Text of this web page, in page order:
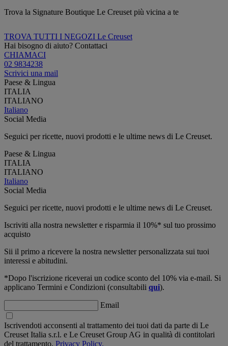
Trova la Signature Boutique Le Creuset più vicina a te
TROVA TUTTI I NEGOZI Le Creuset
Hai bisogno di aiuto? Contattaci
CHIAMACI
02 9834238
Scrivici una mail
Paese & Lingua
ITALIA
ITALIANO
Italiano
Social Media
Seguici per ricette, nuovi prodotti e le ultime news di Le Creuset.
Paese & Lingua
ITALIA
ITALIANO
Italiano
Social Media
Seguici per ricette, nuovi prodotti e le ultime news di Le Creuset.
Iscriviti alla nostra newsletter e risparmia il 10%* sul tuo prossimo
acquisto
Sii il primo a ricevere la nostra newsletter personalizzata sui tuoi
interessi e abitudini.
*Dopo l'iscrizione riceverai un codice sconto del 10% via e-mail. Si
applicano Termini e Condizioni (consultabili qui).
Email
Iscrivendoti acconsenti al trattamento dei tuoi dati da parte di Le
Creuset Italia s.r.l. e Le Creuset Group AG in qualità di contitolari
del trattamento. Privacy Policy.